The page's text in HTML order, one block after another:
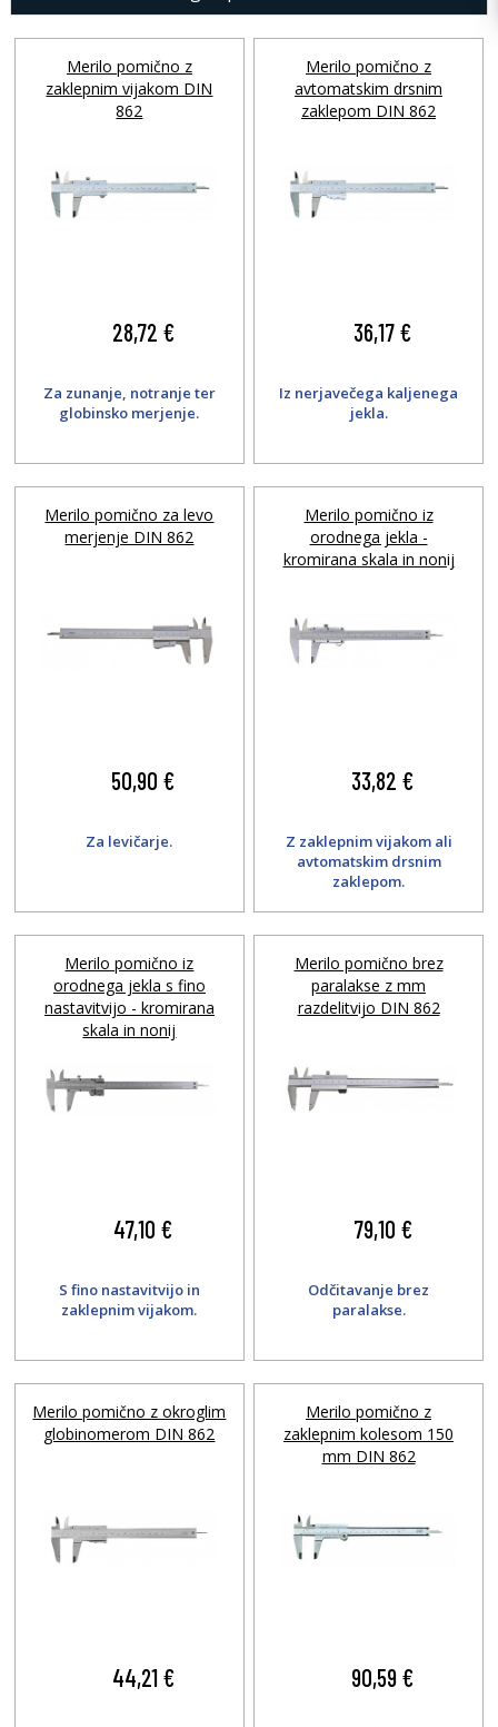
tudi preklop med mm in colami ter imajo velik, lahko berljiv zaslon.
Merilo pomično z
zaklepnim vijakom DIN
862
28,72 €
Za zunanje, notranje ter
globinsko merjenje.
Merilo pomično z
avtomatskim drsnim
zaklepom DIN 862
36,17 €
Iz nerjavečega kaljenega
jekla.
Merilo pomično za levo
merjenje DIN 862
50,90 €
Za levičarje.
Merilo pomično iz
orodnega jekla -
kromirana skala in nonij
33,82 €
Z zaklepnim vijakom ali
avtomatskim drsnim
zaklepom.
Merilo pomično iz
orodnega jekla s fino
nastavitvijo - kromirana
skala in nonij
47,10 €
S fino nastavitvijo in
zaklepnim vijakom.
Merilo pomično brez
paralakse z mm
razdelitvijo DIN 862
79,10 €
Odčitavanje brez
paralakse.
Merilo pomično z okroglim
globinomerom DIN 862
44,21 €
Merilo pomično z
zaklepnim kolesom 150
mm DIN 862
90,59 €